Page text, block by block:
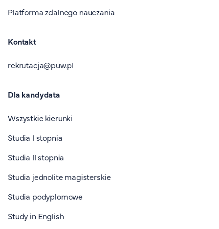
Platforma zdalnego nauczania
Kontakt
rekrutacja@puw.pl
Dla kandydata
Wszystkie kierunki
Studia I stopnia
Studia II stopnia
Studia jednolite magisterskie
Studia podyplomowe
Study in English